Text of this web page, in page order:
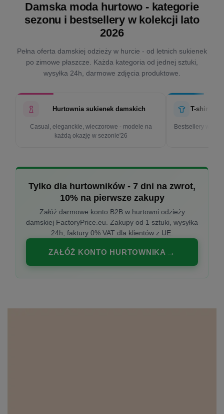
Damska moda hurtowo - kategorie
sezonu i bestsellery w kolekcji lato
2026
Pełna oferta damskiej odzieży w hurcie - od letnich sukienek
po zimowe płaszcze. Każda kategoria od jednej sztuki,
wysyłka 24h, darmowe zdjęcia produktowe.
Hurtownia sukienek damskich
Casual, eleganckie, wieczorowe - modele na
każdą okazję w sezonie'26
T-shirty
Bestsellery w
Tylko dla hurtowników - 7 dni na zwrot,
10% na pierwsze zakupy
Załóż darmowe konto B2B w hurtowni odzieży
damskiej FactoryPrice.eu. Zakupy od 1 sztuki, wysyłka
24h, faktury 0% VAT dla klientów z UE.
ZAŁÓŻ KONTO HURTOWNIKA